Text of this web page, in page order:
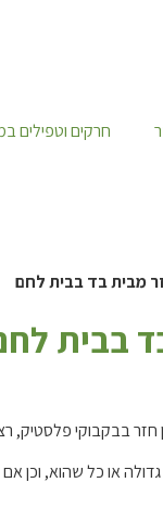
חרקים וטפילים
מבית בד בבית לחם
בבית
בבקבוקי פלסטיק,
או כל שהוא, וכן